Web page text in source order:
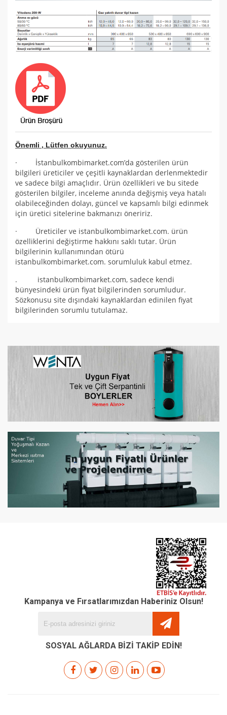
Önemli , Lütfen okuyunuz.
· İstanbulkombimarket.com’da gösterilen ürün
bilgileri üreticiler ve çeşitli kaynaklardan derlenmektedir
ve sadece bilgi amaçlıdır. Ürün özellikleri ve bu sitede
gösterilen bilgiler, inceleme anında değişmiş veya hatalı
olabileceğinden dolayı, güncel ve kapsamlı bilgi edinmek
için üretici sitelerine bakmanızı öneririz.
· Üreticiler ve istanbulkombimarket.com. ürün
özelliklerini değiştirme hakkını saklı tutar. Ürün
bilgilerinin kullanımından ötürü
istanbulkombimarket.com. sorumluluk kabul etmez.
. istanbulkombimarket.com, sadece kendi
bünyesindeki ürün fiyat bilgilerinden sorumludur.
Sözkonusu site dışındaki kaynaklardan edinilen fiyat
bilgilerinden sorumlu tutulamaz.
Kampanya ve Fırsatlarımızdan Haberiniz Olsun!
SOSYAL AĞLARDA BİZİ TAKİP EDİN!